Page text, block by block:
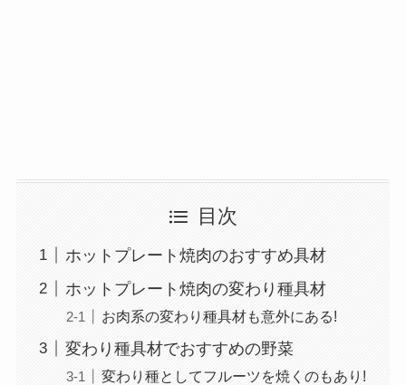
目次
ホットプレート焼肉のおすすめ具材
ホットプレート焼肉の変わり種具材
お肉系の変わり種具材も意外にある!
変わり種具材でおすすめの野菜
変わり種としてフルーツを焼くのもあり!